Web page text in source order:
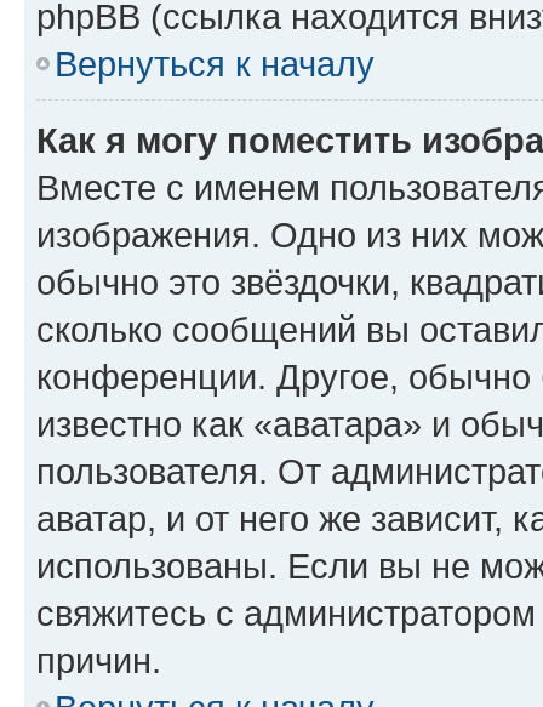
phpBB (ссылка находится
Вернуться к началу
Как я могу поместить
Вместе с именем
изображения. Одно из них
обычно это звёздочки,
сколько сообщений вы
конференции. Другое,
известно как «аватара» и
пользователя. От
аватар, и от него же зависит,
использованы. Если вы не
свяжитесь с
причин.